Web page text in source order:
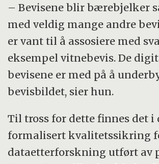
– Bevisene blir bærebjelker
med veldig mange andre
er vant til å assosiere med
eksempel vitnebevis. De
bevisene er med på å
bevisbildet, sier hun.
Til tross for dette finnes det i
formalisert kvalitetssikring
dataetterforskning utført av